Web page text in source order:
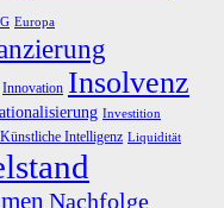
Europa
Innovation Insolvenz
Investition
Künstliche Intelligenz Liquidität
Nachfolge